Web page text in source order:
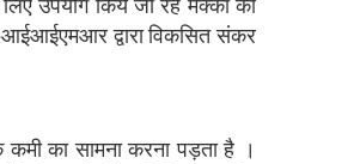
लिए उपयोग किये जा रहे मक्का की
द्वारा विकसित संकर
का सामना करना पड़ता है ।